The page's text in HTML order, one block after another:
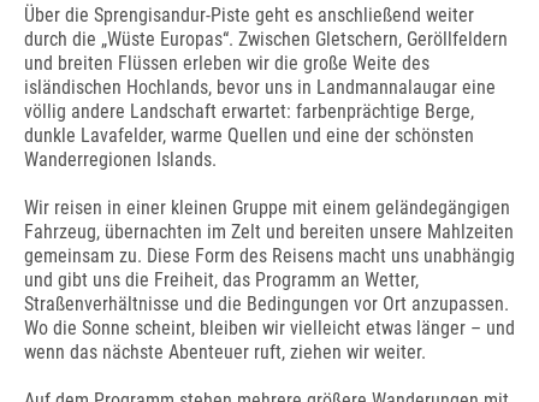
Über die Sprengisandur-Piste geht es anschließend weiter
durch die „Wüste Europas“. Zwischen Gletschern, Geröllfeldern
und breiten Flüssen erleben wir die große Weite des
isländischen Hochlands, bevor uns in Landmannalaugar eine
völlig andere Landschaft erwartet: farbenprächtige Berge,
dunkle Lavafelder, warme Quellen und eine der schönsten
Wanderregionen Islands.
Wir reisen in einer kleinen Gruppe mit einem geländegängigen
Fahrzeug, übernachten im Zelt und bereiten unsere Mahlzeiten
gemeinsam zu. Diese Form des Reisens macht uns unabhängig
und gibt uns die Freiheit, das Programm an Wetter,
Straßenverhältnisse und die Bedingungen vor Ort anzupassen.
Wo die Sonne scheint, bleiben wir vielleicht etwas länger – und
wenn das nächste Abenteuer ruft, ziehen wir weiter.